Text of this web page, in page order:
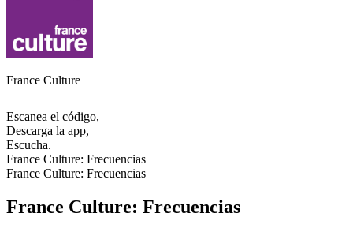
France Culture
Escanea el código,
Descarga la app,
Escucha.
France Culture: Frecuencias
France Culture: Frecuencias
France Culture: Frecuencias